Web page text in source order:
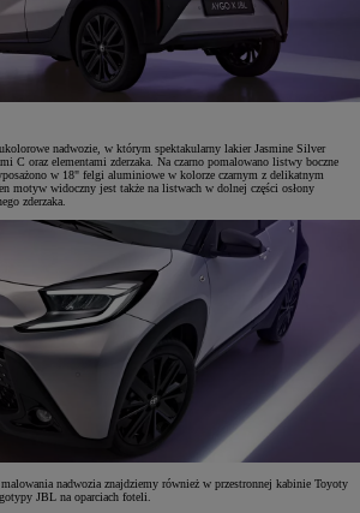
nadwozie, w którym spektakularny lakier Jasmine Silver
C oraz elementami zderzaka. Na czarno pomalowano listwy boczne
w 18" felgi aluminiowe w kolorze czarnym z delikatnym
motyw widoczny jest także na listwach w dolnej części osłony
zderzaka.
nadwozia znajdziemy również w przestronnej kabinie Toyoty
JBL na oparciach foteli.